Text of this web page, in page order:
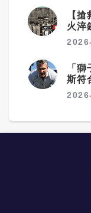
【
火淬
「
斯符
理學